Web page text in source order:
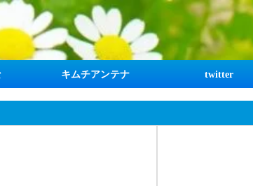
キムチアンテナ twitter